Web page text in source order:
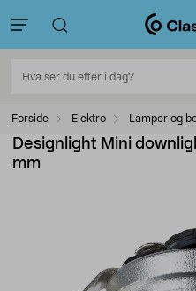
Forside Elektro Lamper og
Designlight Mini
mm